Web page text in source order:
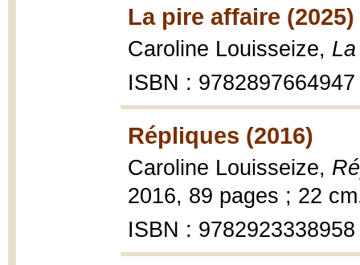
La pire affaire (2025)
Caroline Louisseize,
ISBN : 9782897664947
Répliques (2016)
Caroline Louisseize,
2016, 89 pages ; 22
ISBN : 9782923338958